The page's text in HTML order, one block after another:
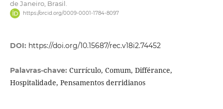
de Janeiro, Brasil.
https://orcid.org/0009-0001-1784-8097
DOI: https://doi.org/10.15687/rec.v18i2.74452
Palavras-chave: Currículo, Comum, Différance,
Hospitalidade, Pensamentos derridianos